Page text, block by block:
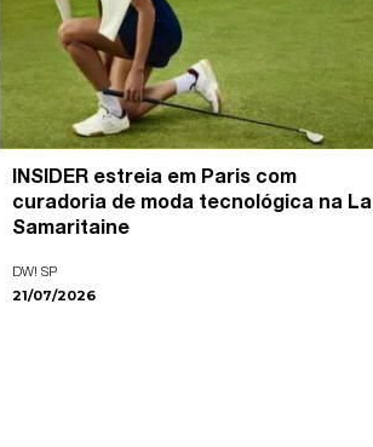
INSIDER estreia em Paris com
curadoria de moda tecnológica na La
Samaritaine
DW! SP
21/07/2026